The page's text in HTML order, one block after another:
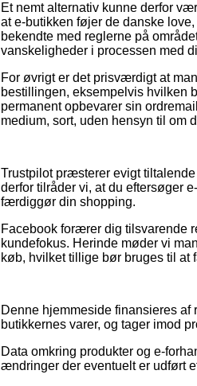
Et nemt alternativ kunne derfor
at e-butikken føjer de danske
bekendte med reglerne på
vanskeligheder i processen med
For øvrigt er det prisværdigt at
bestillingen, eksempelvis hvilken
permanent opbevarer sin
medium, sort, uden hensyn til om
Trustpilot præsterer evigt
derfor tilråder vi, at du eftersøger
færdiggør din shopping.
Facebook forærer dig tilsvarende
kundefokus. Herinde møder vi
køb, hvilket tillige bør bruges til at
Denne hjemmeside finansieres
butikkernes varer, og tager imod
Data omkring produkter og e-
ændringer der eventuelt er udført